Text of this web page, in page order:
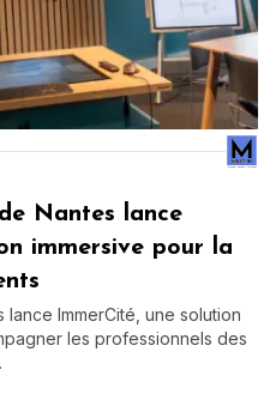
Nantes lance
immersive pour la
ImmerCité, une solution
les professionnels des